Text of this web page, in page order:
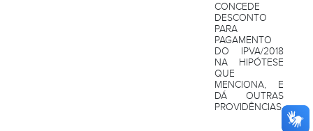
CONCEDE
DESCONTO
PARA
PAGAMENTO
DO IPVA/2018
NA HIPÓTESE
QUE
MENCIONA, E
DÁ OUTRAS
PROVIDÊNCIAS.